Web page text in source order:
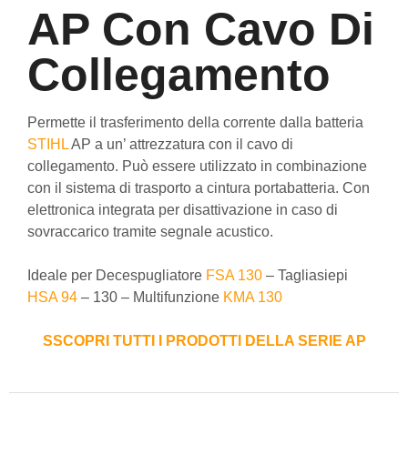
AP Con Cavo Di
Collegamento
Permette il trasferimento della corrente dalla batteria
STIHLAP a un’ attrezzatura con il cavo di
collegamento. Può essere utilizzato in combinazione
con il sistema di trasporto a cintura portabatteria. Con
elettronica integrata per disattivazione in caso di
sovraccarico tramite segnale acustico.
Ideale per Decespugliatore FSA 130 – Tagliasiepi
HSA 94 – 130 – Multifunzione KMA 130
SSCOPRI TUTTI I PRODOTTI DELLA SERIE AP